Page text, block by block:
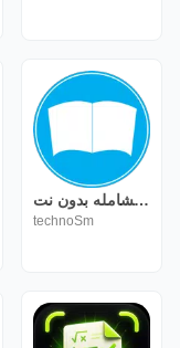
المكتبة الشامله بدون نت
technoSm